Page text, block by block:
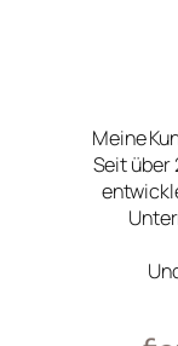
Meine
Seit über